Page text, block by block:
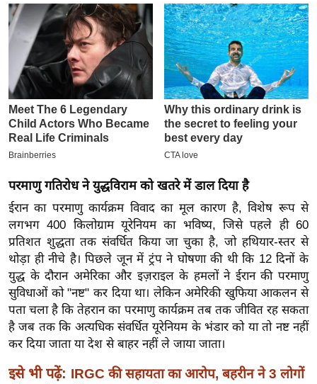
सा
ल
बे
मि
सा
ल
य
त
यं
ग
इं
डि
या
सा
हि
ज
परमाणु गतिरोध ने युद्धविराम को खतरे में डाल दिया है
ईरान का परमाणु कार्यक्रम विवाद का मूल कारण है, विशेष रूप से
लगभग 400 किलोग्राम यूरेनियम का भविष्य, जिसे पहले ही 60
प्रतिशत शुद्धता तक संवर्धित किया जा चुका है, जो हथियार-स्तर से
थोड़ा ही नीचे है। पिछले जून में ट्रंप ने घोषणा की थी कि 12 दिनों के
युद्ध के दौरान अमेरिका और इज़राइल के हमलों ने ईरान की परमाणु
सुविधाओं को "नष्ट" कर दिया था। लेकिन अमेरिकी खुफिया आकलन से
पता चला है कि तेहरान का परमाणु कार्यक्रम तब तक जीवित रह सकता
है जब तक कि अत्यधिक संवर्धित यूरेनियम के भंडार को या तो नष्ट नहीं
कर दिया जाता या देश से बाहर नहीं ले जाया जाता।
इसे भी पढ़ें: IRGC की सहायता का आरोप, बहरीन ने 3 लोगों